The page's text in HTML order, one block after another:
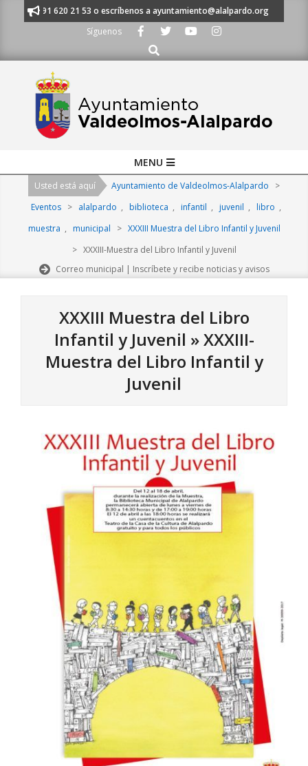
al 91 620 21 53 o escríbenos a ayuntamiento@alalpardo.org
Síguenos
Buscar
Navigation
MENU
Usted está aquí Ayuntamiento de Valdeolmos-Alalpardo
>
Eventos > alalpardo , biblioteca , infantil , juvenil , libro ,
muestra , municipal > XXXIII Muestra del Libro Infantil y Juvenil
> XXXIII-Muestra del Libro Infantil y Juvenil
Correo municipal | Inscríbete y recibe noticias y avisos
XXXIII Muestra del Libro
Infantil y Juvenil »XXXIII-
Muestra del Libro Infantil y
Juvenil